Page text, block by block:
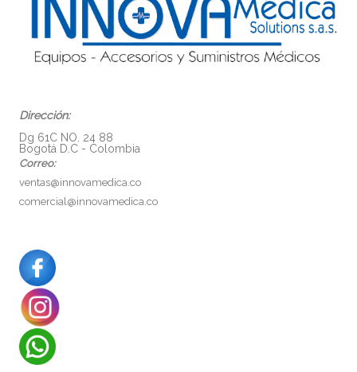
Dirección:
Dg 61C NO. 24 88
Bogotá D.C - Colombia
Correo:
ventas@innovamedica.co
comercial@innovamedica.co